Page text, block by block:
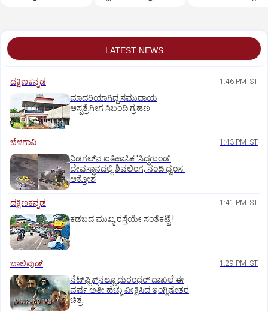
LATEST NEWS
ದಕ್ಷಿಣಕನ್ನಡ 1:46 PM IST
ಮಾದರಿಯಾಗಿದ್ದ ಸಮುದಾಯ
ಆಸ್ಪತ್ರೆಗೀಗ ಸಿಬಂದಿ ಗ್ರಹಣ
ಬೆಳಗಾವಿ 1:43 PM IST
ನಿಡಗಲ್‌ನ ಐತಿಹಾಸಿಕ ‘ಸಿದ್ಧಗುಂಡ’
ದೇವಸ್ಥಾನದಲ್ಲಿ ಶಿವಲಿಂಗ, ನಂದಿ ಧ್ವಂಸ:
ಆಕ್ರೋಶ
ದಕ್ಷಿಣಕನ್ನಡ 1:41 PM IST
ಕಡಬದ ಮುಖ್ಯ ರಸ್ತೆಯೇ ಸಂತೆಕಟ್ಟೆ !
ಬಾಲಿವುಡ್‌ 1:29 PM IST
ನೆಟ್‌ಫ್ಲಿಕ್ಸ್‌ನಲ್ಲೂ ಧುರಂಧರ್‌ ದಾಖಲೆ:ಈ
ವರ್ಷ ಅತೀ ಹೆಚ್ಚು ವೀಕ್ಷಿಸಿದ ಇಂಗ್ಲಿಷೇತರ
ಚಿತ್ರ